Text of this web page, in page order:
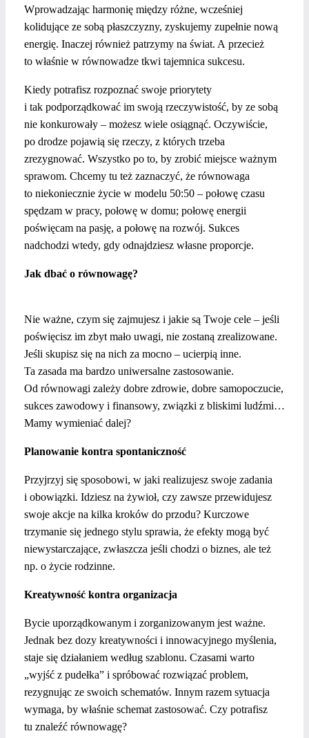
Wprowadzając harmonię między różne, wcześniej
kolidujące ze sobą płaszczyzny, zyskujemy zupełnie nową
energię. Inaczej również patrzymy na świat. A przecież
to właśnie w równowadze tkwi tajemnica sukcesu.
Kiedy potrafisz rozpoznać swoje priorytety
i tak podporządkować im swoją rzeczywistość, by ze sobą
nie konkurowały – możesz wiele osiągnąć. Oczywiście,
po drodze pojawią się rzeczy, z których trzeba
zrezygnować. Wszystko po to, by zrobić miejsce ważnym
sprawom. Chcemy tu też zaznaczyć, że równowaga
to niekoniecznie życie w modelu 50:50 – połowę czasu
spędzam w pracy, połowę w domu; połowę energii
poświęcam na pasję, a połowę na rozwój. Sukces
nadchodzi wtedy, gdy odnajdziesz własne proporcje.
Jak dbać o równowagę?
Nie ważne, czym się zajmujesz i jakie są Twoje cele – jeśli
poświęcisz im zbyt mało uwagi, nie zostaną zrealizowane.
Jeśli skupisz się na nich za mocno – ucierpią inne.
Ta zasada ma bardzo uniwersalne zastosowanie.
Od równowagi zależy dobre zdrowie, dobre samopoczucie,
sukces zawodowy i finansowy, związki z bliskimi ludźmi…
Mamy wymieniać dalej?
Planowanie kontra spontaniczność
Przyjrzyj się sposobowi, w jaki realizujesz swoje zadania
i obowiązki. Idziesz na żywioł, czy zawsze przewidujesz
swoje akcje na kilka kroków do przodu? Kurczowe
trzymanie się jednego stylu sprawia, że efekty mogą być
niewystarczające, zwłaszcza jeśli chodzi o biznes, ale też
np. o życie rodzinne.
Kreatywność kontra organizacja
Bycie uporządkowanym i zorganizowanym jest ważne.
Jednak bez dozy kreatywności i innowacyjnego myślenia,
staje się działaniem według szablonu. Czasami warto
„wyjść z pudełka” i spróbować rozwiązać problem,
rezygnując ze swoich schematów. Innym razem sytuacja
wymaga, by właśnie schemat zastosować. Czy potrafisz
tu znaleźć równowagę?